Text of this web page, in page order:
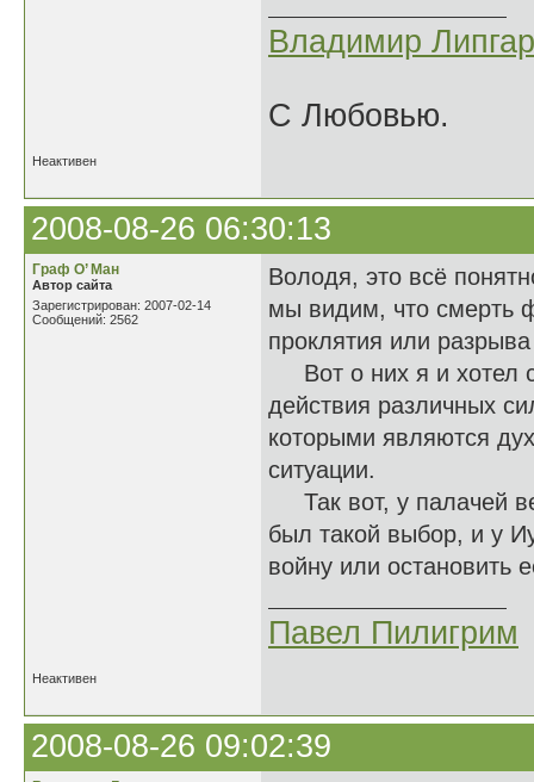
Владимир
С Любовью.
Неактивен
2008-08-26 06:30:13
Граф О’ Ман
Автор сайта
Зарегистрирован: 2007-02-14
Сообщений: 2562
Володя, это всё
мы видим, что смерть
проклятия или
Вот о них я и хотел
действия различных
которыми являются
ситуации.
Так вот, у палачей
был такой выбор, и у
войну или остановить
Павел Пилигрим
Неактивен
2008-08-26 09:02:39